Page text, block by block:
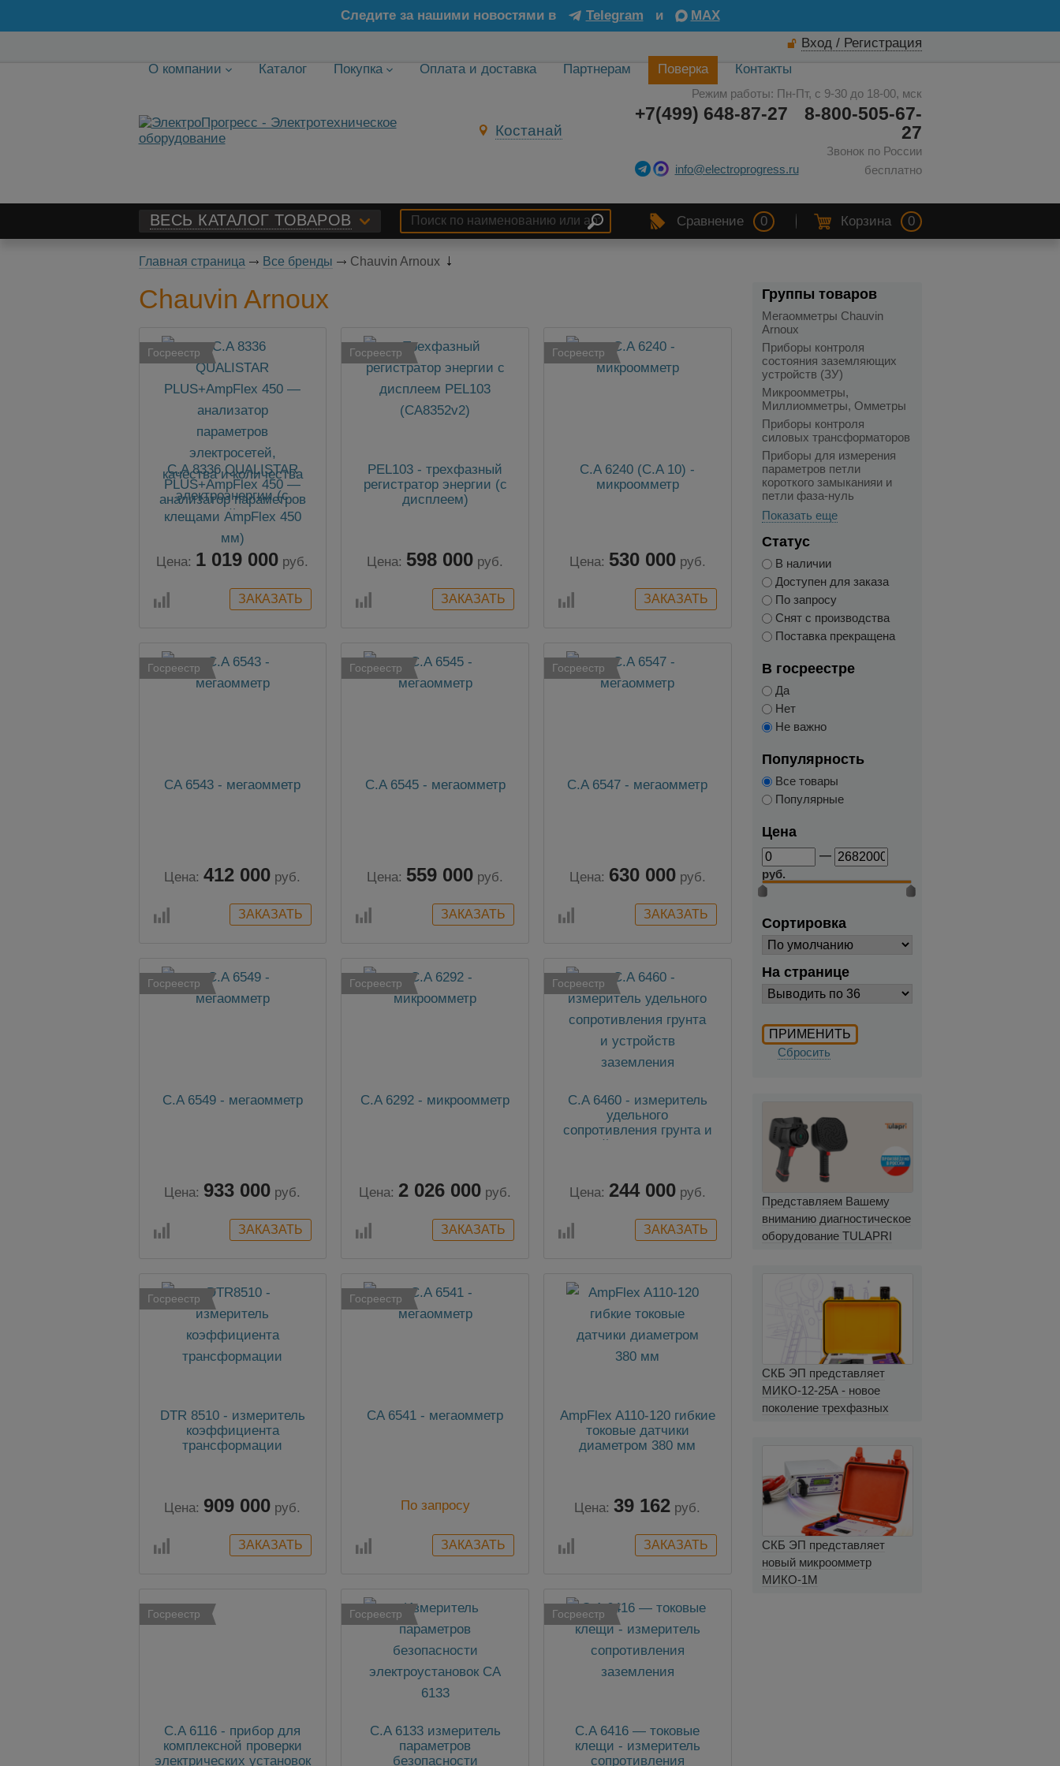
Следите за нашими новостями в Telegram и
MAX
Вход / Регистрация
О компании
Каталог Покупка Оплата и доставка Партнерам Поверка Контакты
Костанай
Режим работы: Пн-Пт, с 9-30 до 18-00, мск
8-800-505-67-
27
Звонок по России
бесплатно
+7(499) 648-87-27
info@electroprogress.ru
ВЕСЬ КАТАЛОГ ТОВАРОВ Сравнение 0 Корзина 0
Главная страница Все бренды Chauvin Arnoux
Chauvin Arnoux
Госреестр
C.A 8336 QUALISTAR
PLUS+AmpFlex 450 —
анализатор параметров
электросетей, качества и
количества
электроэнергии (с
клещами AmpFlex 450
Цена: 1 019 000 руб.
Госреестр
PEL103 - трехфазный
регистратор энергии (с
дисплеем)
Цена: 598 000 руб.
Госреестр
C.A 6240 (C.A 10) -
микроомметр
Цена: 530 000 руб.
Госреестр
CA 6543 - мегаомметр
Цена: 412 000 руб.
Госреестр
C.A 6545 - мегаомметр
Цена: 559 000 руб.
Госреестр
C.A 6547 - мегаомметр
Цена: 630 000 руб.
Госреестр
C.A 6549 - мегаомметр
Цена: 933 000 руб.
Госреестр
C.A 6292 - микроомметр
Цена: 2 026 000 руб.
Госреестр
C.A 6460 - измеритель
удельного
сопротивления грунта и
устройств заземления
Цена: 244 000 руб.
Госреестр
DTR 8510 - измеритель
коэффициента
трансформации
Цена: 909 000 руб.
Госреестр
CA 6541 - мегаомметр
По запросу
AmpFlex A110-120 гибкие
токовые датчики
диаметром 380 мм
Цена: 39 162 руб.
Госреестр
C.A 6116 - прибор для
комплексной проверки
электрических установок
Госреестр
C.A 6133 измеритель
параметров
безопасности
Госреестр
C.A 6416 — токовые
клещи - измеритель
сопротивления
Группы товаров
Мегаомметры Chauvin
Arnoux
Приборы контроля
состояния заземляющих
устройств (ЗУ)
Микроомметры,
Миллиомметры, Омметры
Приборы контроля
силовых трансформаторов
Приборы для измерения
параметров петли
короткого замыканияи и
петли фаза-нуль
Показать еще
Статус
В наличии
Доступен для заказа
По запросу
Снят с производства
Поставка прекращена
В госреестре
Да
Нет
Не важно
Популярность
Все товары
Популярные
Цена
—
руб.
Сортировка
На странице
Сбросить
Представляем Вашему
вниманию диагностическое
оборудование TULAPRI
СКБ ЭП представляет
МИКО-12-25А - новое
поколение трехфазных
СКБ ЭП представляет
новый микроомметр
МИКО-1М